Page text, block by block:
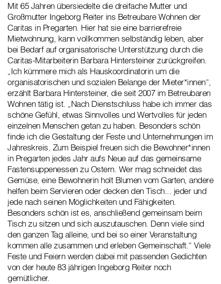
Mit 65 Jahren übersiedelte die dreifache Mutter und
Großmutter Ingeborg Reiter ins Betreubare Wohnen der
Caritas in Pregarten. Hier hat sie eine barrierefreie
Mietwohnung, kann vollkommen selbständig leben, aber
bei Bedarf auf organisatorische Unterstützung durch die
Caritas-Mitarbeiterin Barbara Hintersteiner zurückgreifen.
„Ich kümmere mich als Hauskoordinatorin um die
organisatorischen und sozialen Belange der Mieter*innen“,
erzählt Barbara Hintersteiner, die seit 2007 im Betreubaren
Wohnen tätig ist. „Nach Dienstschluss habe ich immer das
schöne Gefühl, etwas Sinnvolles und Wertvolles für jeden
einzelnen Menschen getan zu haben. Besonders schön
finde ich die Gestaltung der Feste und Unternehmungen im
Jahreskreis. Zum Beispiel freuen sich die Bewohner*innen
in Pregarten jedes Jahr aufs Neue auf das gemeinsame
Fastensuppenessen zu Ostern. Wer mag schneidet das
Gemüse, eine Bewohnerin holt Blumen vom Garten, andere
helfen beim Servieren oder decken den Tisch... jeder und
jede nach seinen Möglichkeiten und Fähigkeiten.
Besonders schön ist es, anschließend gemeinsam beim
Tisch zu sitzen und sich auszutauschen. Denn viele sind
den ganzen Tag alleine, und bei so einer Veranstaltung
kommen alle zusammen und erleben Gemeinschaft.“ Viele
Feste und Feiern werden dabei mit passenden Gedichten
von der heute 83 jährigen Ingeborg Reiter noch
gemütlicher.